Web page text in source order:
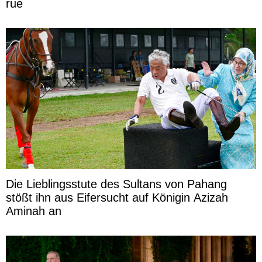
rue
Die Lieblingsstute des Sultans von Pahang
stößt ihn aus Eifersucht auf Königin Azizah
Aminah an